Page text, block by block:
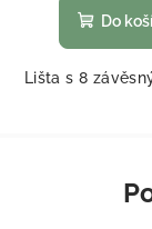
Do
Lišta s 8